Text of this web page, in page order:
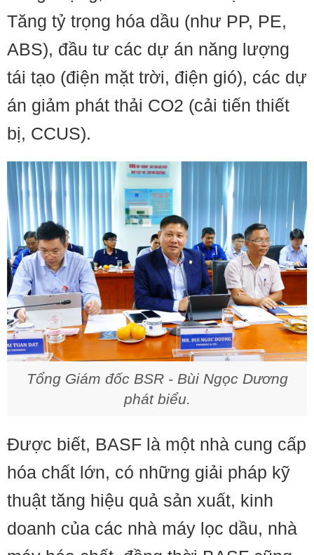
Tăng tỷ trọng hóa dầu (như PP, PE,
ABS), đầu tư các dự án năng lượng
tái tạo (điện mặt trời, điện gió), các dự
án giảm phát thải CO2 (cải tiến thiết
bị, CCUS).
Tổng Giám đốc BSR - Bùi Ngọc Dương
phát biểu.
Được biết, BASF là một nhà cung cấp
hóa chất lớn, có những giải pháp kỹ
thuật tăng hiệu quả sản xuất, kinh
doanh của các nhà máy lọc dầu, nhà